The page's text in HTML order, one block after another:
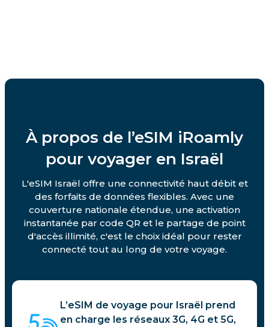
À propos de l’eSIM iRoamly
pour voyager en Israël
L'eSIM Israël offre une connectivité haut débit et
des forfaits de données flexibles. Avec une
couverture nationale étendue, une activation
instantanée par code QR et le partage de point
d'accès illimité, c'est le choix idéal pour rester
connecté tout au long de votre voyage.
L’eSIM de voyage pour Israël prend
en charge les réseaux 3G, 4G et 5G,